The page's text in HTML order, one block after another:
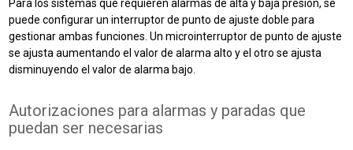
Para los sistemas que requieren alarmas de alta y baja presión, se
puede configurar un interruptor de punto de ajuste doble para
gestionar ambas funciones.Un microinterruptor de punto de ajuste
se ajusta aumentando el valor de alarma alto y el otro se ajusta
disminuyendo el valor de alarma bajo.
Autorizaciones para alarmas y paradas que
puedan ser necesarias